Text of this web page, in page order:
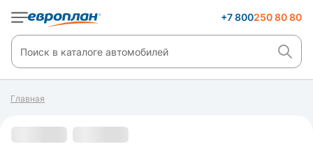
+7 800250 80 80
Главная